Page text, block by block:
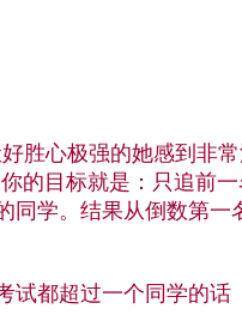
心极强的她感到非
的目标就是：只追前一
学。结果从倒数第
都超过一个同学的话